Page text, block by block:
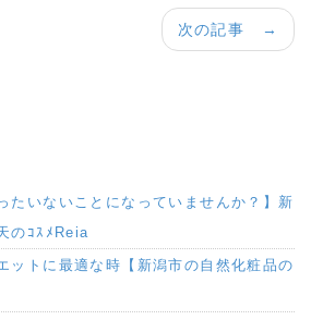
次の記事 →
たいないことになっていませんか？】新
のｺｽﾒReia
ットに最適な時【新潟市の自然化粧品の